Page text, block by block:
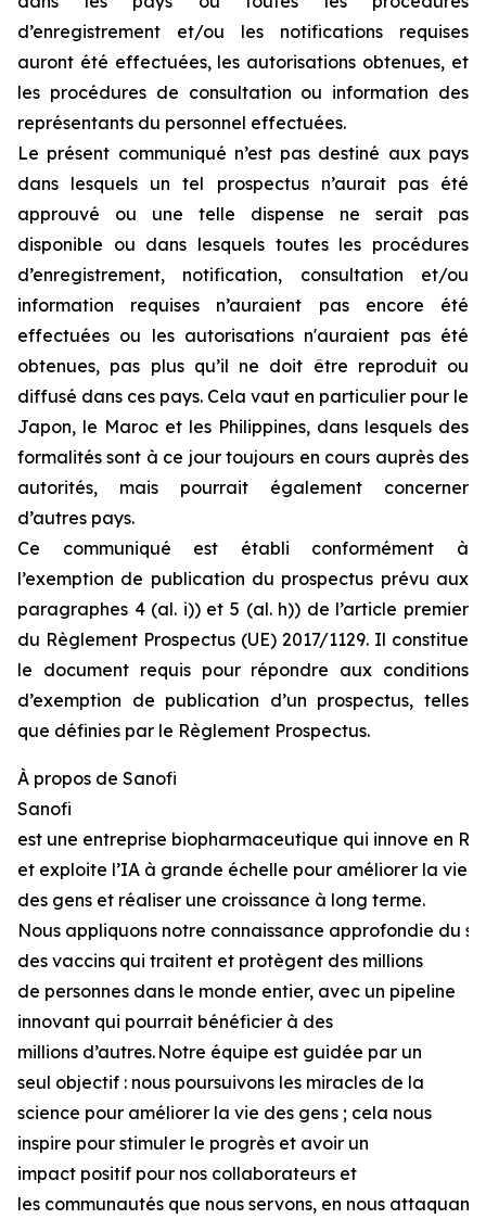
d’enregistrement et/ou les notifications requises
auront été effectuées, les autorisations obtenues, et
les procédures de consultation ou information des
représentants du personnel effectuées.
Le présent communiqué n’est pas destiné aux pays
dans lesquels un tel prospectus n’aurait pas été
approuvé ou une telle dispense ne serait pas
disponible ou dans lesquels toutes les procédures
d’enregistrement, notification, consultation et/ou
information requises n’auraient pas encore été
effectuées ou les autorisations n'auraient pas été
obtenues, pas plus qu’il ne doit être reproduit ou
diffusé dans ces pays. Cela vaut en particulier pour le
Japon, le Maroc et les Philippines, dans lesquels des
formalités sont à ce jour toujours en cours auprès des
autorités, mais pourrait également concerner
d’autres pays.
Ce communiqué est établi conformément à
l’exemption de publication du prospectus prévu aux
paragraphes 4 (al. i)) et 5 (al. h)) de l’article premier
du Règlement Prospectus (UE) 2017/1129. Il constitue
le document requis pour répondre aux conditions
d’exemption de publication d’un prospectus, telles
que définies par le Règlement Prospectus.
À propos de Sanofi
Sanofi
est une entreprise biopharmaceutique qui innove en
et exploite l’IA à grande échelle pour améliorer la vie
des gens et réaliser une croissance à long terme.
Nous appliquons notre connaissance approfondie du
des vaccins qui traitent et protègent des millions
de personnes dans le monde entier, avec un pipeline
innovant qui pourrait bénéficier à des
millions d’autres. Notre équipe est guidée par un
seul objectif : nous poursuivons les miracles de la
science pour améliorer la vie des gens ; cela nous
inspire pour stimuler le progrès et avoir un
impact positif pour nos collaborateurs et
les communautés que nous servons, en nous attaquant